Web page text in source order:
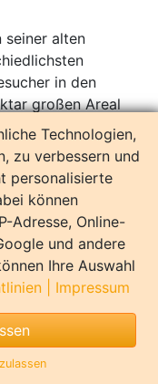
seiner alten
in den
großen Areal
Flora und
Umgeben von
, romantisch
der Park die
mit der
im Jahr
ihren
da
Neben einer
oder
Tiershows
neben
Technologien,
zu verbessern und
personalisierte
können
Adresse, Online-
und andere
Ihre Auswahl
| Impressum